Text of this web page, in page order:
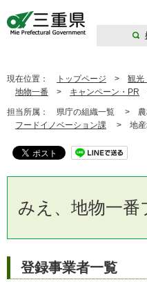
現在位置： トップページ > 観光
地物一番 > キャンペーン・PR
担当所属： 県庁の組織一覧 > 農
フードイノベーション課 > 地産
みえ、地物一番
登録事業者一覧